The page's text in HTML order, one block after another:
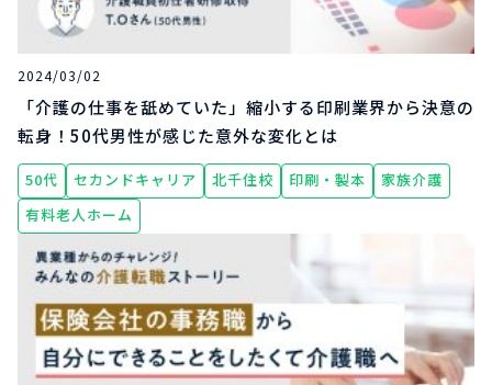
2024/03/02
「介護の仕事を舐めていた」縮小する印刷業界から決意の
転身！50代男性が感じた意外な変化とは
50代 セカンドキャリア 北千住校 印刷・製本
家族介護
有料老人ホーム